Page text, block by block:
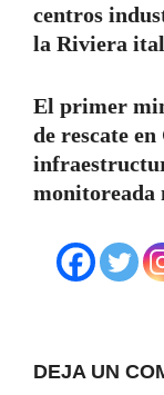
centros
la Riviera
El primer
de rescate
monitoreada
DEJA UN